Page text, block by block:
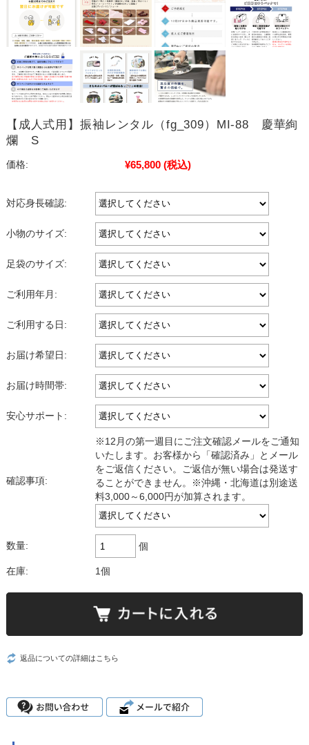
【成人式用】振袖レンタル（fg_309）MI-88 慶華絢
爛 S
価格: ¥65,800 (税込)
対応身長確認:
小物のサイズ:
足袋のサイズ:
ご利用年月:
ご利用する日:
お届け希望日:
お届け時間帯:
安心サポート:
確認事項:
※12月の第一週目にご注文確認メールをご通知
いたします。お客様から「確認済み」とメール
をご返信ください。ご返信が無い場合は発送す
ることができません。※沖縄・北海道は別途送
料3,000～6,000円が加算されます。
数量: 個
在庫: 1個
返品についての詳細はこちら